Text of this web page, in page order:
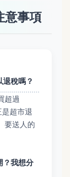
意事項
稅嗎？
超過
超市退
要送人的
？我想分